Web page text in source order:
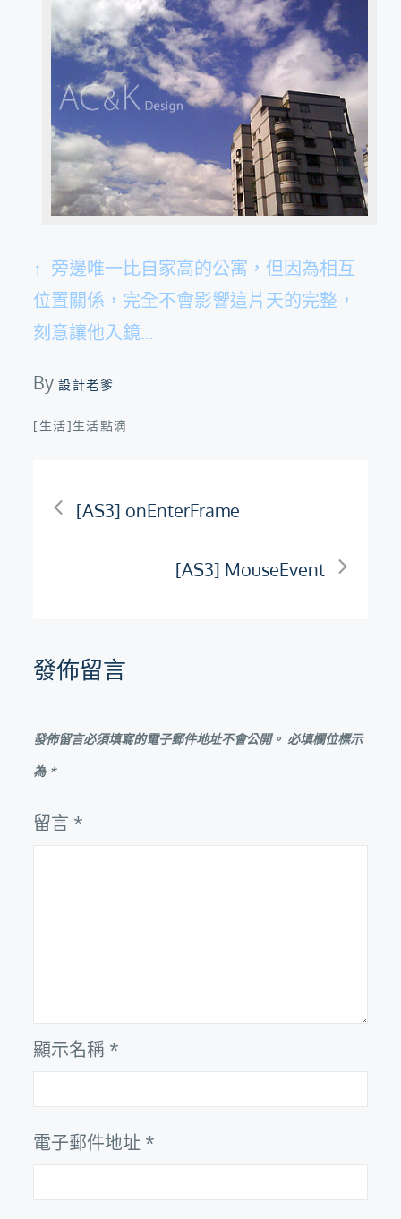
↑ 旁邊唯一比自家高的公寓，但因為相互
位置關係，完全不會影響這片天的完整，
刻意讓他入鏡…
By設計老爹
[生活]生活點滴
文
覽
[AS3] onEnterFrame
[AS3] MouseEvent
發佈留言
發佈留言必須填寫的電子郵件地址不會公開。 必填欄位標示
為 *
留言 *
顯示名稱 *
電子郵件地址 *